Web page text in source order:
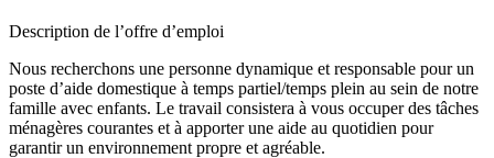
Description de l’offre d’emploi
Nous recherchons une personne dynamique et responsable pour un
poste d’aide domestique à temps partiel/temps plein au sein de notre
famille avec enfants. Le travail consistera à vous occuper des tâches
ménagères courantes et à apporter une aide au quotidien pour
garantir un environnement propre et agréable.